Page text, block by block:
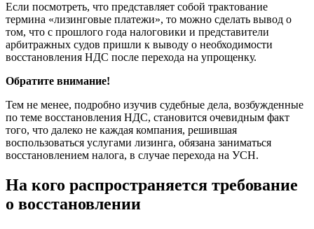
Если посмотреть, что представляет собой трактование
термина «лизинговые платежи», то можно сделать вывод о
том, что с прошлого года налоговики и представители
арбитражных судов пришли к выводу о необходимости
восстановления НДС после перехода на упрощенку.
Обратите внимание!
Тем не менее, подробно изучив судебные дела, возбужденные
по теме восстановления НДС, становится очевидным факт
того, что далеко не каждая компания, решившая
воспользоваться услугами лизинга, обязана заниматься
восстановлением налога, в случае перехода на УСН.
На кого распространяется требование
о восстановлении